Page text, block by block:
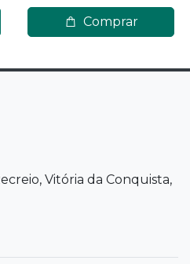
Comprar
Vitória da Conquista,